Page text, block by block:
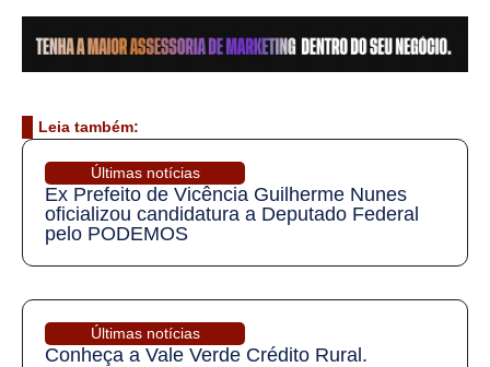
Leia também:
Últimas notícias
Ex Prefeito de Vicência Guilherme Nunes
oficializou candidatura a Deputado Federal
pelo PODEMOS
Últimas notícias
Conheça a Vale Verde Crédito Rural.